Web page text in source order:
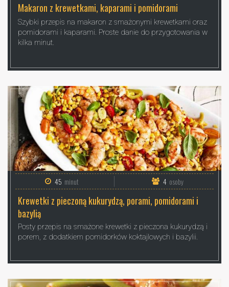
Makaron z krewetkami, kaparami i pomidorami
Szybki przepis na makaron z smażonymi krewetkami oraz
pomidorami i kaparami. Proste danie do przygotowania w
kilka minut.
45 minut 4 osoby
Krewetki z pieczoną kukurydzą, porami, pomidorami i
bazylią
Posty przepis na smażone krewetki z pieczona kukurydzą i
porem, z dodatkiem pomidorków koktajlowych i bazylii.